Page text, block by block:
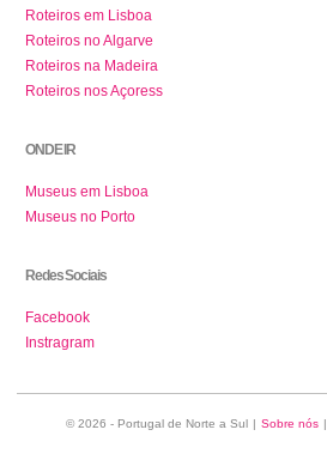
Roteiros em Lisboa
Roteiros no Algarve
Roteiros na Madeira
Roteiros nos Açoress
ONDE IR
Museus em Lisboa
Museus no Porto
Redes Sociais
Facebook
Instragram
© 2026 - Portugal de Norte a Sul | Sobre nós |